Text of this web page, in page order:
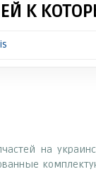
К
на